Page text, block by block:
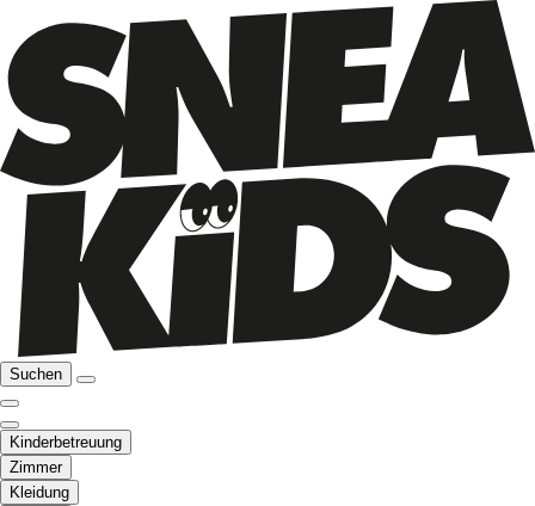
Suchen
Kinderbetreuung
Zimmer
Kleidung